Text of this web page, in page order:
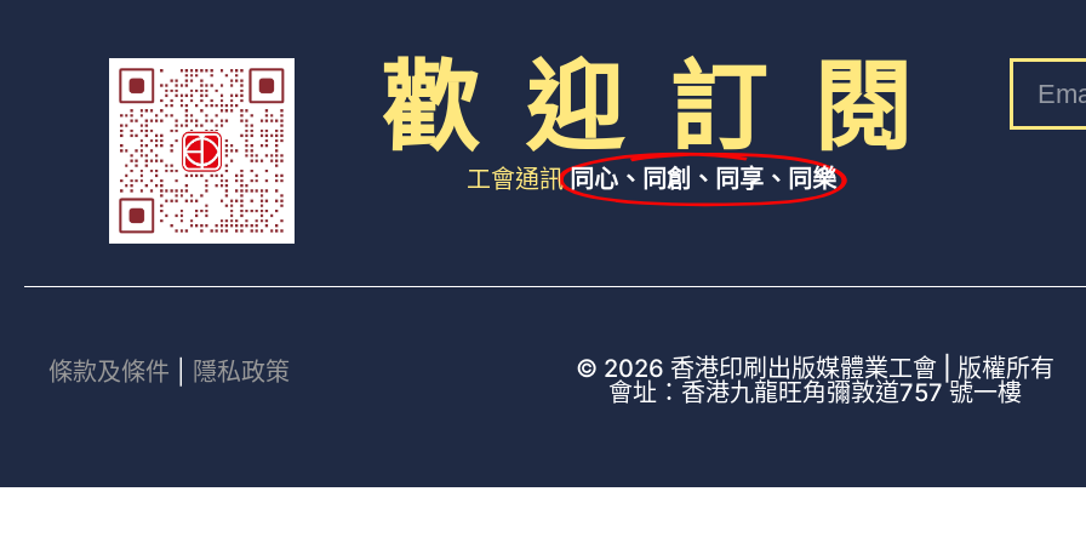
歡 迎 訂 閱
工會通訊 同心、同創、同享、同樂
條款及條件 隱私政策
© 2026 香港印刷出版媒體業工會 | 版權所有
會址：香港九龍旺角彌敦道757 號一樓